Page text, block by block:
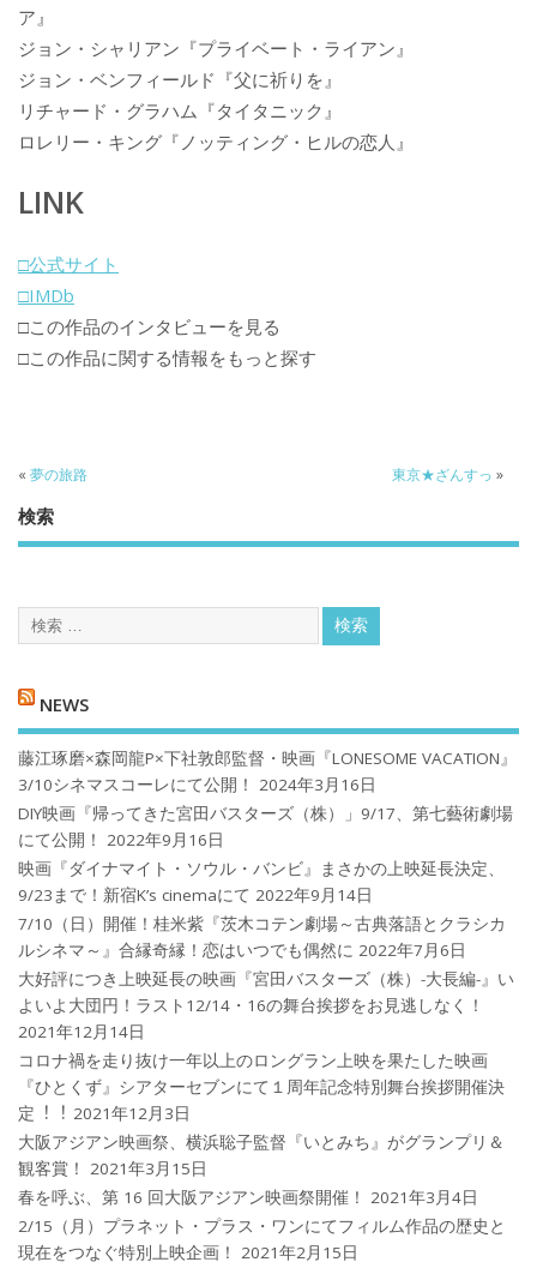
ア』
ジョン・シャリアン『プライベート・ライアン』
ジョン・ベンフィールド『父に祈りを』
リチャード・グラハム『タイタニック』
ロレリー・キング『ノッティング・ヒルの恋人』
LINK
□公式サイト
□IMDb
□この作品のインタビューを見る
□この作品に関する情報をもっと探す
« 夢の旅路 東京★ざんすっ »
検索
NEWS
藤江琢磨×森岡龍P×下社敦郎監督・映画『LONESOME VACATION』
3/10シネマスコーレにて公開！
2024年3月16日
DIY映画『帰ってきた宮田バスターズ（株）」9/17、第七藝術劇場
にて公開！
2022年9月16日
映画『ダイナマイト・ソウル・バンビ』まさかの上映延長決定、
9/23まで！新宿K’s cinemaにて 2022年9月14日
7/10（日）開催！桂米紫『茨木コテン劇場～古典落語とクラシカ
ルシネマ～』合縁奇縁！恋はいつでも偶然に 2022年7月6日
大好評につき上映延長の映画『宮田バスターズ（株）-大長編-』い
よいよ大団円！ラスト12/14・16の舞台挨拶をお見逃しなく！
2021年12月14日
コロナ禍を⾛り抜け⼀年以上のロングラン上映を果たした映画
『ひとくず』シアターセブンにて１周年記念特別舞台挨拶開催決
定︕︕ 2021年12月3日
大阪アジアン映画祭、横浜聡子監督『いとみち』がグランプリ＆
観客賞！
2021年3月15日
春を呼ぶ、第 16 回大阪アジアン映画祭開催！
2021年3月4日
2/15（月）プラネット・プラス・ワンにてフィルム作品の歴史と
現在をつなぐ特別上映企画！
2021年2月15日